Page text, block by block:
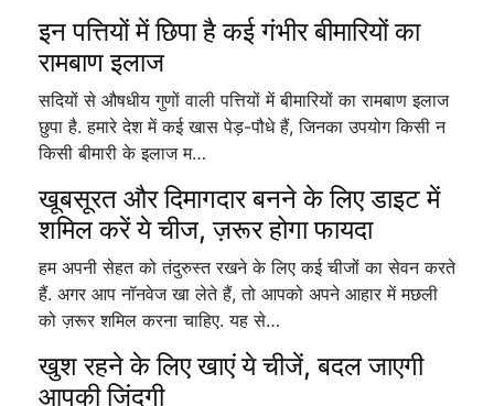
इन पत्तियों में छिपा है कई गंभीर बीमारियों का
रामबाण इलाज
सदियों से औषधीय गुणों वाली पत्तियों में बीमारियों का रामबाण इलाज
छुपा है. हमारे देश में कई खास पेड़-पौधे हैं, जिनका उपयोग किसी न
किसी बीमारी के इलाज म…
खूबसूरत और दिमागदार बनने के लिए डाइट में
शमिल करें ये चीज, ज़रूर होगा फायदा
हम अपनी सेहत को तंदुरुस्त रखने के लिए कई चीजों का सेवन करते
हैं. अगर आप नॉनवेज खा लेते हैं, तो आपको अपने आहार में मछली
को ज़रूर शमिल करना चाहिए. यह से…
खुश रहने के लिए खाएं ये चीजें, बदल जाएगी
आपकी जिंदगी